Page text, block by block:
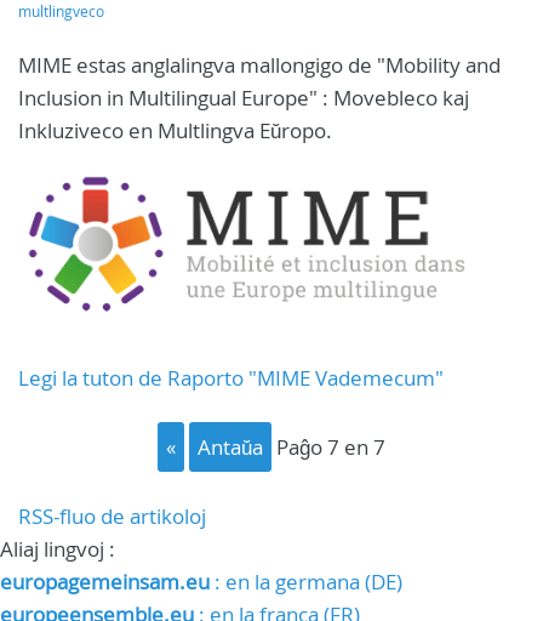
multlingveco
MIME estas anglalingva mallongigo de "Mobility and
Inclusion in Multilingual Europe" : Movebleco kaj
Inkluziveco en Multlingva Eŭropo.
Legi la tuton de Raporto "MIME Vademecum"
« Antaŭa paĝo 7 en 7
RSS-fluo de artikoloj
Aliaj lingvoj :
europagemeinsam.eu : en la germana (DE)
europeensemble.eu : en la franca (FR)